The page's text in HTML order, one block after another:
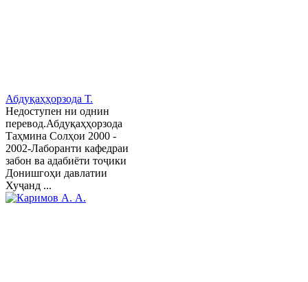
Абдуқаҳҳорзода Т.
Недоступен ни однин
перевод.Абдуқаҳҳорзода
Таҳмина Солҳои 2000 -
2002-Лаборанти кафедраи
забон ва адабиёти тоҷики
Донишгоҳи давлатии
Хуҷанд ...